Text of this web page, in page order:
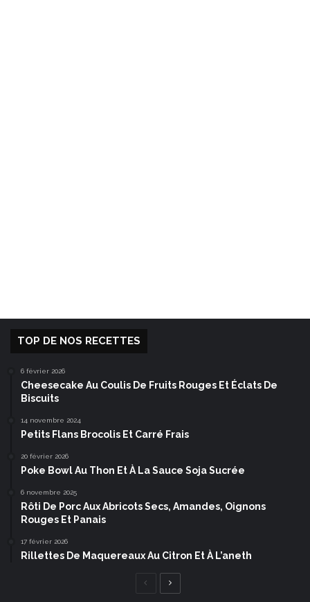
TOP DE NOS RECETTES
6 février 2026
Cheesecake Au Coulis De Fruits Rouges Et Éclats De
Biscuits
14 novembre 2024
Petits Flans Brocolis Et Carré Frais
20 février 2026
Poke Bowl Au Thon Et À La Sauce Soja Sucrée
6 novembre 2025
Rôti De Porc Aux Abricots Secs, Amandes, Oignons
Rouges Et Panais
17 février 2026
Rillettes De Maquereaux Au Citron Et À L’aneth
Page